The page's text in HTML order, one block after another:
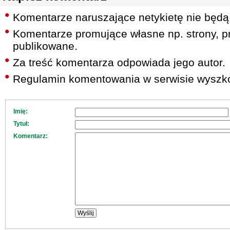
Komentarze naruszające netykietę nie
Komentarze promujące własne np. strony,
publikowane.
Za treść komentarza odpowiada jego autor.
Regulamin komentowania w serwisie
Imię:
Tytuł:
Komentarz: